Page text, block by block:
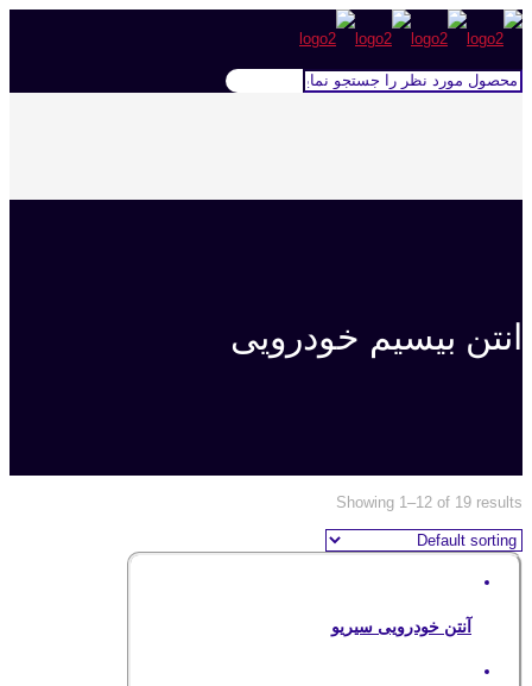
انتن بیسیم خودرویی
Showing 1–12 of 19 results
آنتن خودرویی سیریو